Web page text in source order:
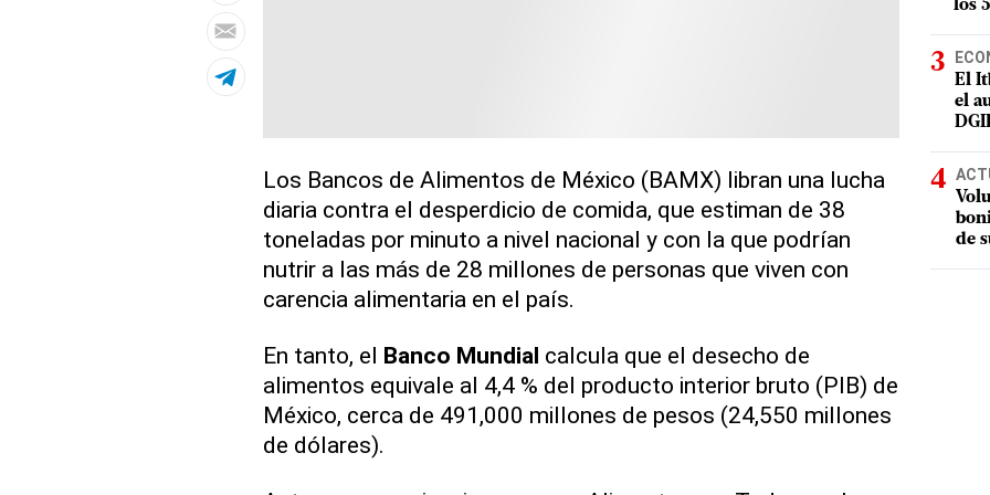
Los Bancos de Alimentos de México (BAMX) libran una lucha
diaria contra el desperdicio de comida, que estiman de 38
toneladas por minuto a nivel nacional y con la que podrían
nutrir a las más de 28 millones de personas que viven con
carencia alimentaria en el país.
En tanto, el Banco Mundial calcula que el desecho de
alimentos equivale al 4,4 % del producto interior bruto (PIB) de
México, cerca de 491,000 millones de pesos (24,550 millones
de dólares).
los
El
el
DGII
de